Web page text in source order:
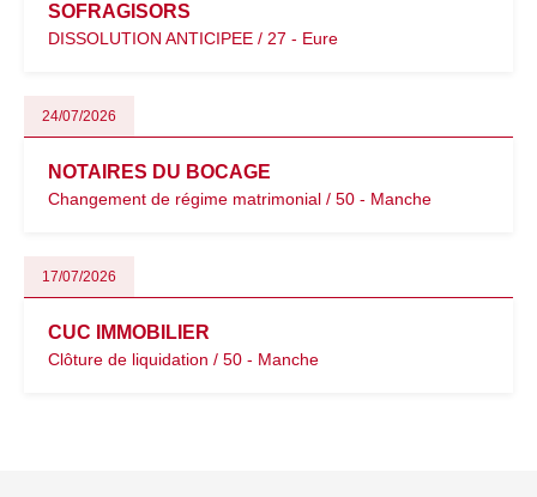
SOFRAGISORS
DISSOLUTION ANTICIPEE / 27 - Eure
24/07/2026
NOTAIRES DU BOCAGE
Changement de régime matrimonial / 50 - Manche
17/07/2026
CUC IMMOBILIER
Clôture de liquidation / 50 - Manche